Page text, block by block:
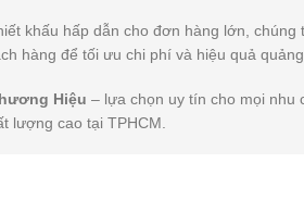
khấu hấp dẫn cho đơn hàng lớn, chúng
hàng để tối ưu chi phí và hiệu quả
Hiệu – lựa chọn uy tín cho mọi nhu
lượng cao tại TPHCM.